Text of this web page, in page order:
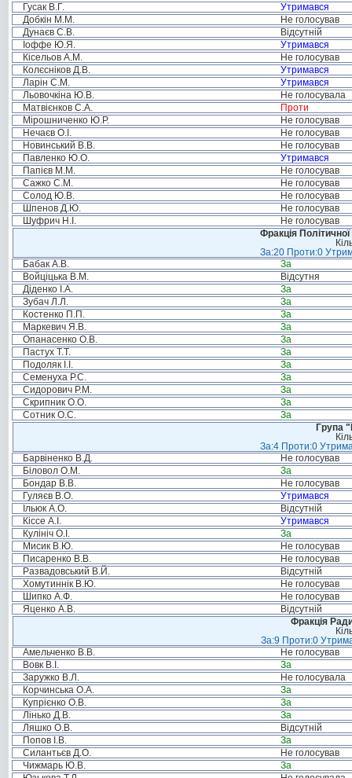
Гусак В.Г.
Утримався
Добкін М.М.
Не голосував
Дунаєв С.В.
Відсутній
Іоффе Ю.Я.
Утримався
Кісельов А.М.
Не голосував
Колєсніков Д.В.
Утримався
Ларін С.М.
Утримався
Льовочкіна Ю.В.
Не голосувала
Матвієнков С.А.
Проти
Мірошниченко Ю.Р.
Не голосував
Нечаєв О.І.
Не голосував
Новинський В.В.
Не голосував
Павленко Ю.О.
Утримався
Папієв М.М.
Не голосував
Сажко С.М.
Не голосував
Солод Ю.В.
Не голосував
Шпенов Д.Ю.
Не голосував
Шуфрич Н.І.
Не голосував
Фракція
За:20 Проти:0
Бабак А.В.
За
Войціцька В.М.
Відсутня
Діденко І.А.
За
Зубач Л.Л.
За
Костенко П.П.
За
Маркевич Я.В.
За
Опанасенко О.В.
За
Пастух Т.Т.
За
Подоляк І.І.
За
Семенуха Р.С.
За
Сидорович Р.М.
За
Скрипник О.О.
За
Сотник О.С.
За
Група
За:4 Проти:0
Барвіненко В.Д.
Не голосував
Біловол О.М.
За
Бондар В.В.
Не голосував
Гуляєв В.О.
Утримався
Ільюк А.О.
Відсутній
Кіссе А.І.
Утримався
Кулініч О.І.
За
Мисик В.Ю.
Не голосував
Писаренко В.В.
Не голосував
Развадовський В.Й.
Відсутній
Хомутиннік В.Ю.
Не голосував
Шипко А.Ф.
Не голосував
Яценко А.В.
Відсутній
Фракція
За:9 Проти:0
Амельченко В.В.
Не голосував
Вовк В.І.
За
Заружко В.Л.
Не голосувала
Корчинська О.А.
За
Купрієнко О.В.
За
Лінько Д.В.
За
Ляшко О.В.
Відсутній
Попов І.В.
За
Силантьєв Д.О.
Не голосував
Чижмарь Ю.В.
За